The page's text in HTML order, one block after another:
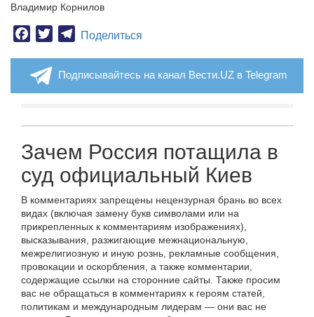
Владимир Корнилов
Facebook
TwitterTelegram
Поделиться
Подписывайтесь на канал Вести.UZ в Telegram
Зачем Россия потащила в
суд официальный Киев
В комментариях запрещены нецензурная брань во всех
видах (включая замену букв символами или на
прикрепленных к комментариям изображениях),
высказывания, разжигающие межнациональную,
межрелигиозную и иную рознь, рекламные сообщения,
провокации и оскорбления, а также комментарии,
содержащие ссылки на сторонние сайты. Также просим
вас не обращаться в комментариях к героям статей,
политикам и международным лидерам — они вас не